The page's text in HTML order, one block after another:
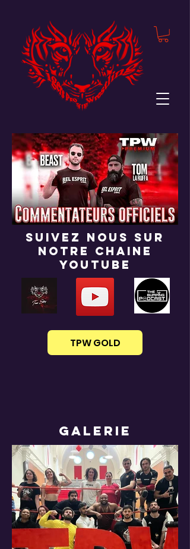
suivez nous sur
notre chaine
youtube
TPW GOLD
Galerie